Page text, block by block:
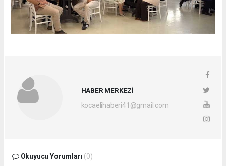
HABER MERKEZİ
kocaelihaberi41@gmail.com
Okuyucu Yorumları (0)